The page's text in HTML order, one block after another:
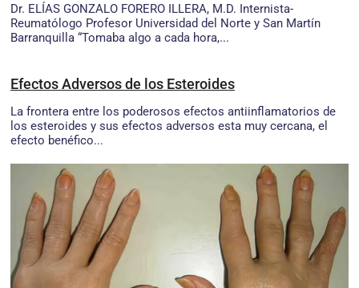
Dr. ELÍAS GONZALO FORERO ILLERA, M.D. Internista-
Reumatólogo Profesor Universidad del Norte y San Martín
Barranquilla “Tomaba algo a cada hora,...
Efectos Adversos de los Esteroides
La frontera entre los poderosos efectos antiinflamatorios de
los esteroides y sus efectos adversos esta muy cercana, el
efecto benéfico...